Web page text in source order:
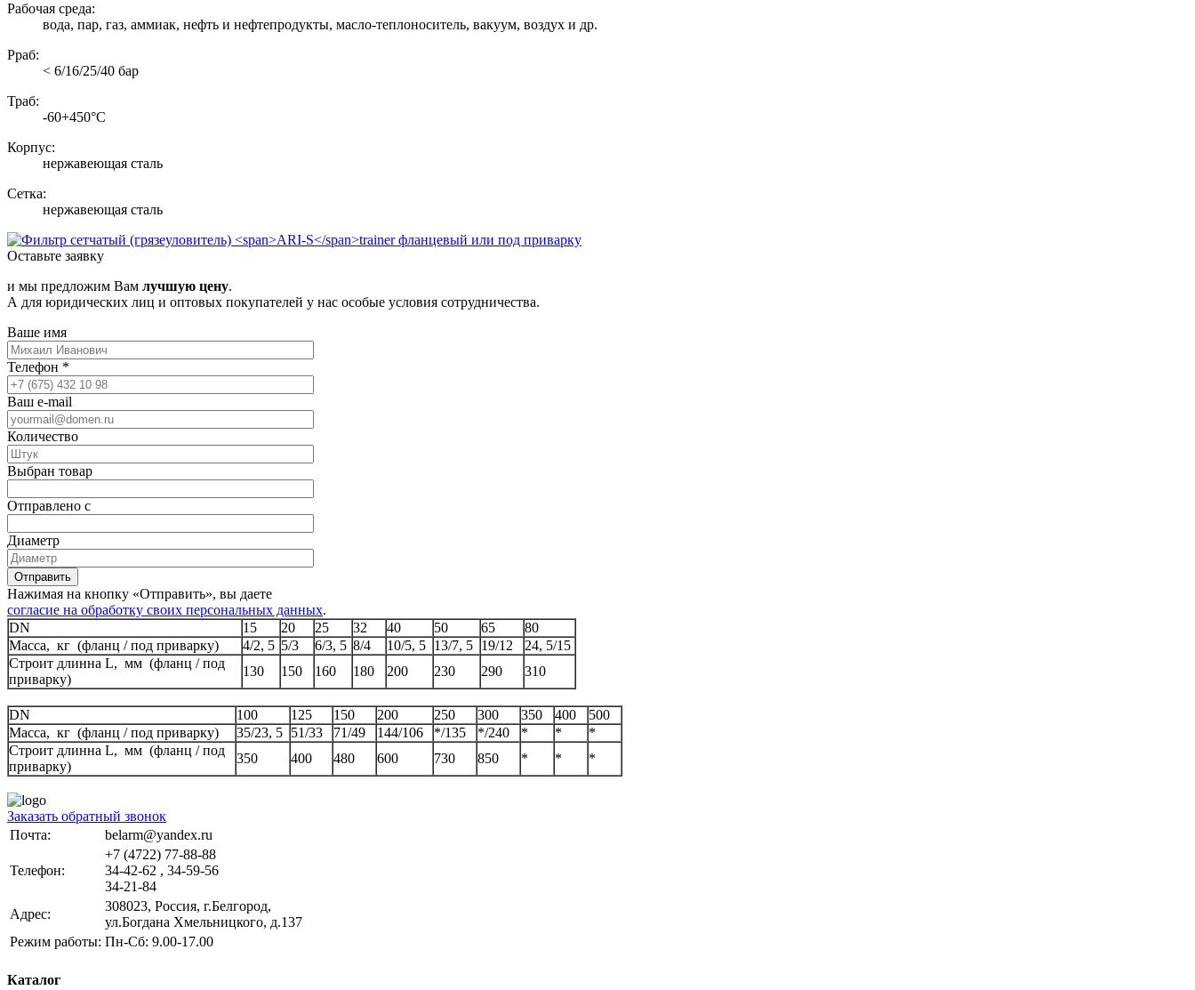
Рабочая среда:
вода, пар, газ, аммиак, нефть и нефтепродукты, масло-теплоноситель, вакуум, воздух и др.
Рраб:
< 6/16/25/40 бар
Траб:
-60+450°С
Корпус:
нержавеющая сталь
Сетка:
нержавеющая сталь
Оставьте заявку
и мы предложим Вам лучшую цену.
А для юридических лиц и оптовых покупателей у нас особые условия сотрудничества.
Ваше имя
Телефон *
Ваш e-mail
Количество
Выбран товар
Отправлено с
Диаметр
Отправить
Нажимая на кнопку «Отправить», вы даете
согласие на обработку своих персональных данных.
DN
15 20 25 32 40 50 65
80
Масса, кг (фланц / под приварку)
4/2, 5 5/3 6/3, 5 8/4 10/5, 5 13/7, 5 19/12
24, 5/15
Строит длинна L, мм (фланц / под
приварку)
130 150 160 180 200 230 290 310
DN 100 125 150 200 250 300 350 400
500
Масса, кг (фланц / под приварку)
35/23, 5 51/33 71/49 144/106 */135 */240 * *
*
Строит длинна L, мм (фланц / под
приварку)
350 400 480 600 730 850 * * *
Заказать обратный звонок
Почта:
belarm@yandex.ru
Телефон:
+7 (4722) 77-88-88
34-42-62 , 34-59-56
34-21-84
Адрес:
308023, Россия, г.Белгород,
ул.Богдана Хмельницкого, д.137
Режим работы: Пн-Сб: 9.00-17.00
Каталог